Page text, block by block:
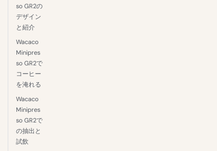
so GR2の
デザイン
と紹介
Wacaco
Minipres
so GR2で
コーヒー
を淹れる
Wacaco
Minipres
so GR2で
の抽出と
試飲